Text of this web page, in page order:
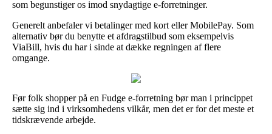
som begunstiger os imod snydagtige e-forretninger.
Generelt anbefaler vi betalinger med kort eller MobilePay. Som
alternativ bør du benytte et afdragstilbud som eksempelvis
ViaBill, hvis du har i sinde at dække regningen af flere
omgange.
Før folk shopper på en Fudge e-forretning bør man i princippet
sætte sig ind i virksomhedens vilkår, men det er for det meste et
tidskrævende arbejde.